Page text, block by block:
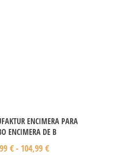
ENCIMERA PARA
ENCIMERA DE B
€- 104,99 €